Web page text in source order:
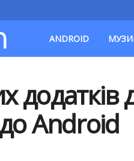
ANDROID
додатків
Android